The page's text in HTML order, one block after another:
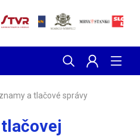
a tlačové správy